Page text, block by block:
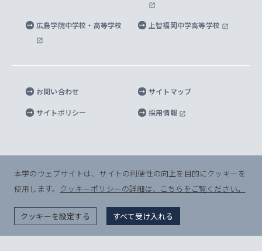
マイクロ波サイエンス研究センター
半導体研究所
生命倫理研究所
内部質保証と自己点検・評価
四谷キャンパス 施設紹介
キャンパスへのアクセス
海外拠点
教職協働の取り組み
プライバシーポリシー
広島学院中学校・高等学校 上智福岡中学高等学校
お問い合わせ サイトマップ
サイトポリシー 採用情報
© Sophia University. All Rights Reserved.
本学のウェブサイトは、サイトの利便性の向上を目的にクッキーを
使用します。 クッキーポリシーの詳細は、こちらをご覧ください。
クッキーを設定する すべて受け入れる